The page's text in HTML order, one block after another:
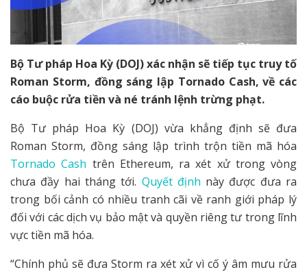
Bộ Tư pháp Hoa Kỳ (DOJ) xác nhận sẽ tiếp tục truy tố
Roman Storm, đồng sáng lập Tornado Cash, về các
cáo buộc rửa tiền và né tránh lệnh trừng phạt.
Bộ Tư pháp Hoa Kỳ (DOJ) vừa khẳng định sẽ đưa
Roman Storm, đồng sáng lập trình trộn tiền mã hóa
Tornado Cash trên Ethereum, ra xét xử trong vòng
chưa đầy hai tháng tới. Quyết định này được đưa ra
trong bối cảnh có nhiều tranh cãi về ranh giới pháp lý
đối với các dịch vụ bảo mật và quyền riêng tư trong lĩnh
vực tiền mã hóa.
“Chính phủ sẽ đưa Storm ra xét xử vì cố ý âm mưu rửa